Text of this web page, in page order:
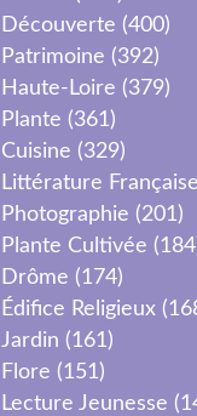
Découverte (400)
Patrimoine (392)
Haute-Loire (379)
Plante (361)
Cuisine (329)
Littérature Française
Photographie (201)
Plante Cultivée
Drôme (174)
Édifice Religieux
Jardin (161)
Flore (151)
Lecture Jeunesse